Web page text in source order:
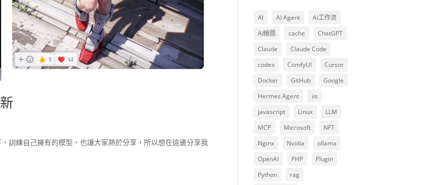
訓練自己擁有的模型，也讓大家熱於分享，所以想在這邊分享我
AI AI Agent
AI工作流
AI繪圖
cache
ChatGPT
Claude
Claude Code
codex
ComfyUI
Cursor
Docker
GitHub
Google
Hermes Agent
iis
javascript
Linux
LLM
MCP
Microsoft
NFT
Nginx
Nvidia
ollama
OpenAI
PHP
Plugin
Python
rag